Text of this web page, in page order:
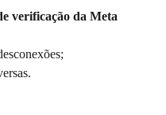
verificação da Meta